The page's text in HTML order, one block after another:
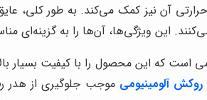
آن نیز کمک می‌کند. به طور کلی،
این ویژگی‌ها، آن‌ها را به گزینه‌ای
است که این محصول را با کیفیت بسیار
روکش آلومینیومی موجب جلوگیری از هدر